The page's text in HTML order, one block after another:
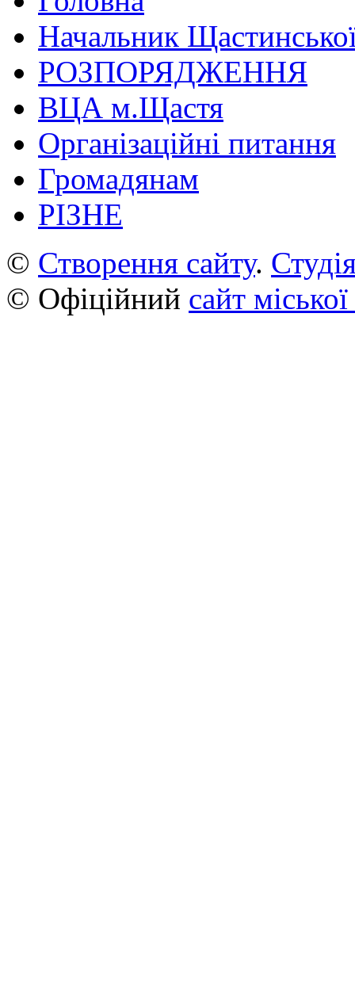
Начальник
РОЗПОРЯДЖЕННЯ
ВЦА м.Щастя
Організаційні питання
Громадянам
РІЗНЕ
© Створення сайту.
© Офіційний сайт